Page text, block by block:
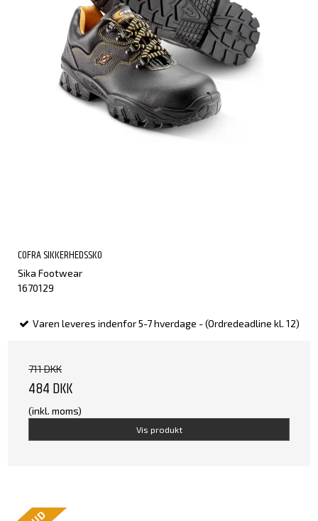
COFRA SIKKERHEDSSKO
Sika Footwear
1670129
Varen leveres indenfor 5-7 hverdage - (Ordredeadline kl. 12)
711 DKK
484 DKK
(inkl. moms)
Vis produkt